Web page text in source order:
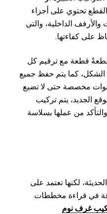
تحتوي على أجزاء
الداخلية، والتي
على كفاءتها.
قطعة مع ترقيم كل
الشكل، كما يتم حفظ جميع
مخصصة حتى لا تضيع
الجديد، يتم تركيب
من عملها بسلاسة
لكنها تعتمد على
في قراءة مخططات
غرف نوم